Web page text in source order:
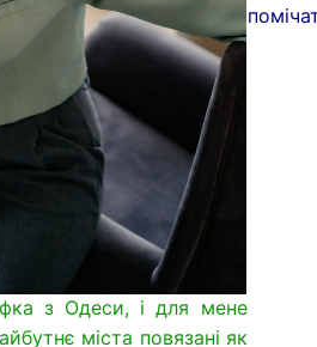
з Одеси, і для мене
міста повязані як